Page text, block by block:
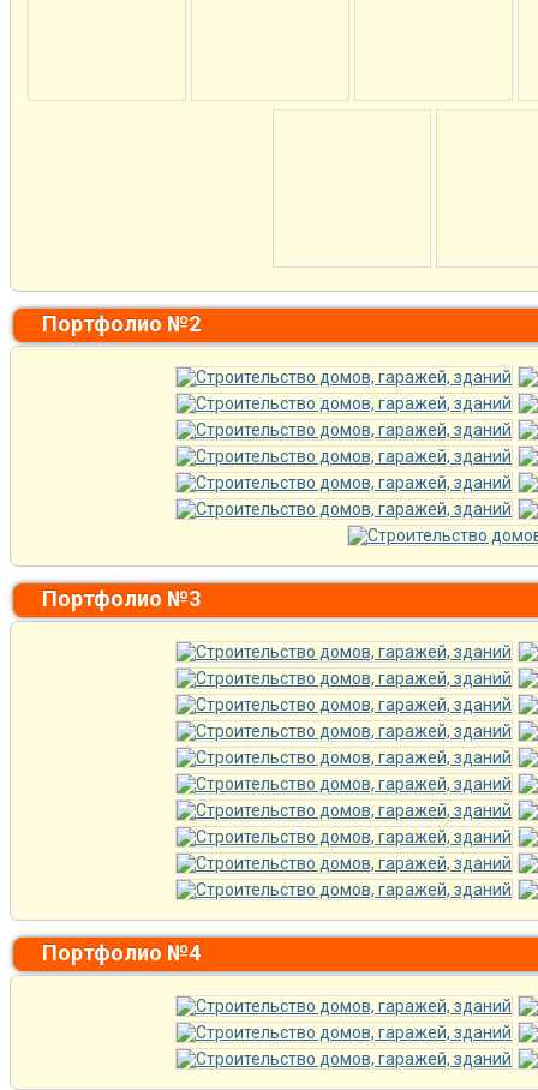
Портфолио №2
Портфолио №3
Портфолио №4